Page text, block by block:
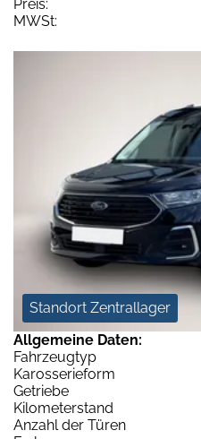
Preis:
MWSt:
Standort Zentrallager
Allgemeine Daten:
Fahrzeugtyp
Karosserieform
Getriebe
Kilometerstand
Anzahl der Türen